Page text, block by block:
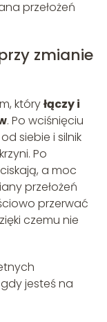
przełożeń
zmianie
któryłączy i
. Po wciśnięciu
siebie i silnik
Po
a moc
przełożeń
przerwać
czemu nie
jesteś na